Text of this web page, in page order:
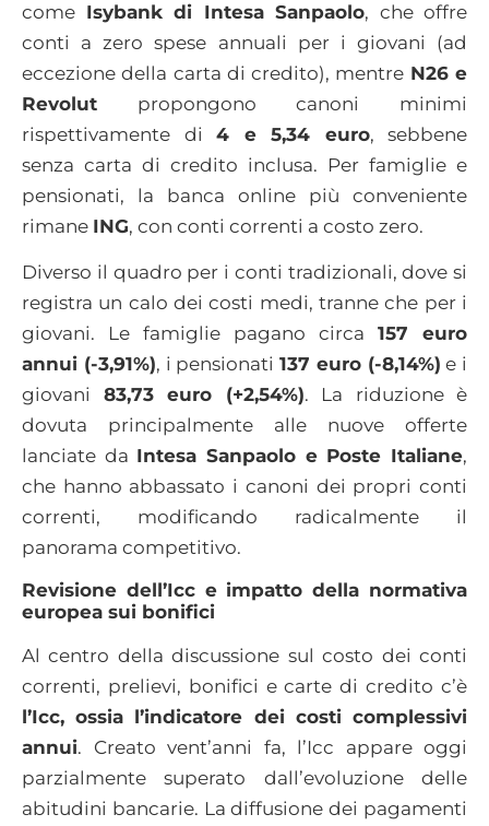
come Isybank di Intesa Sanpaolo, che offre
conti a zero spese annuali per i giovani (ad
eccezione della carta di credito), mentre N26 e
Revolut propongono canoni minimi
rispettivamente di 4 e 5,34 euro, sebbene
senza carta di credito inclusa. Per famiglie e
pensionati, la banca online più conveniente
rimane ING, con conti correnti a costo zero.
Diverso il quadro per i conti tradizionali, dove si
registra un calo dei costi medi, tranne che per i
giovani. Le famiglie pagano circa 157 euro
annui (-3,91%), i pensionati 137 euro (-8,14%) e i
giovani 83,73 euro (+2,54%). La riduzione è
dovuta principalmente alle nuove offerte
lanciate da Intesa Sanpaolo e Poste Italiane,
che hanno abbassato i canoni dei propri conti
correnti, modificando radicalmente il
panorama competitivo.
Revisione dell’Icc e impatto della normativa
europea sui bonifici
Al centro della discussione sul costo dei conti
correnti, prelievi, bonifici e carte di credito c’è
l’Icc, ossia l’indicatore dei costi complessivi
annui. Creato vent’anni fa, l’Icc appare oggi
parzialmente superato dall’evoluzione delle
abitudini bancarie. La diffusione dei pagamenti